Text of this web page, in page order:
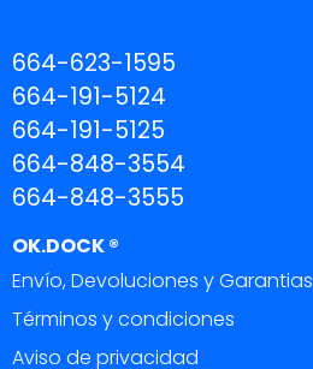
664-623-1595
664-191-5124
664-191-5125
664-848-3554
664-848-3555
OK.DOCK ®
Envío, Devoluciones y Garantias
Términos y condiciones
Aviso de privacidad